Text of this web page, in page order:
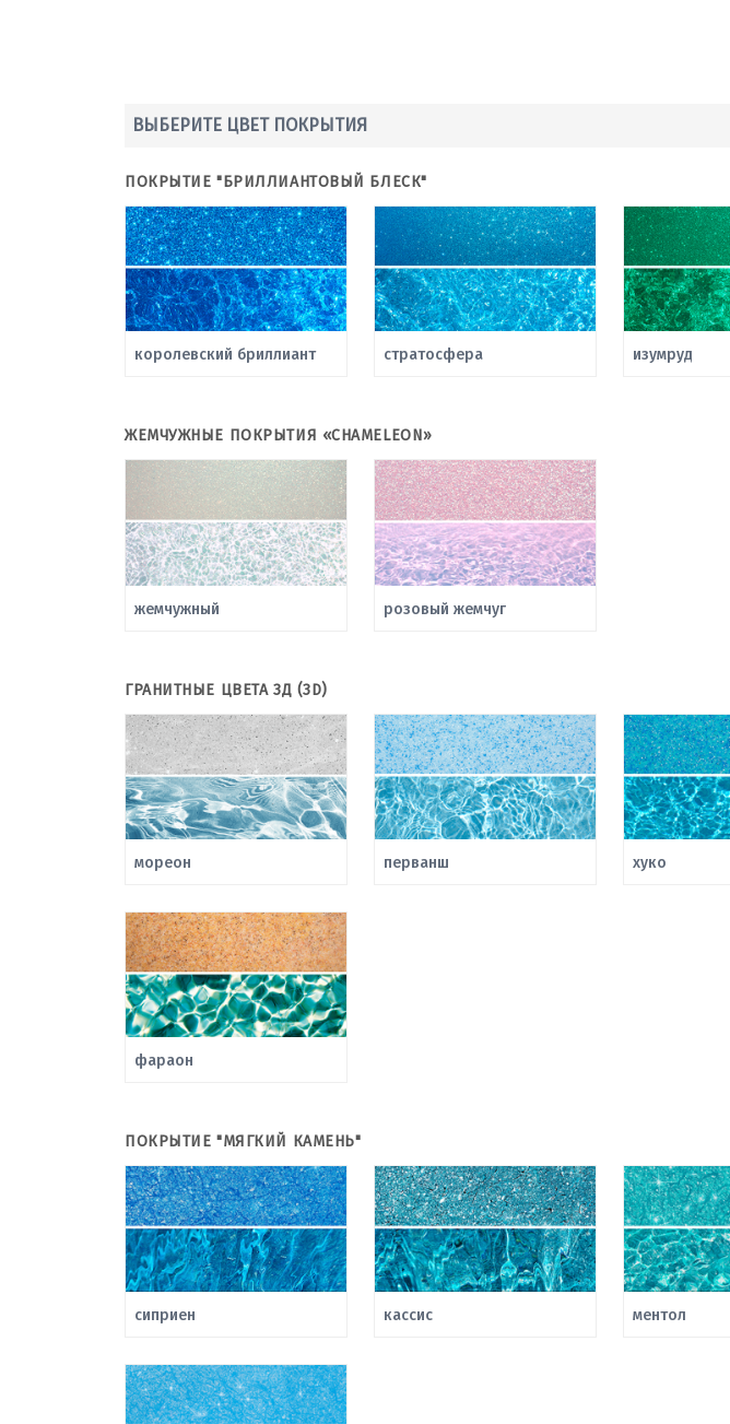
ВЫБЕРИТЕ ЦВЕТ ПОКРЫТИЯ
ПОКРЫТИЕ "БРИЛЛИАНТОВЫЙ БЛЕСК"
королевский бриллиант стратосфера изумруд
ЖЕМЧУЖНЫЕ ПОКРЫТИЯ «CHAMELEON»
жемчужный розовый жемчуг
ГРАНИТНЫЕ ЦВЕТА 3Д (3D)
мореон перванш хуко
фараон
ПОКРЫТИЕ "МЯГКИЙ КАМЕНЬ"
сиприен кассис ментол